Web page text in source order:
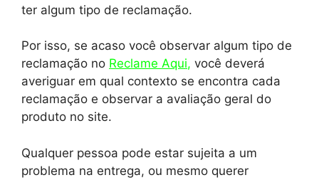
ter algum tipo de reclamação.
Por isso, se acaso você observar algum tipo de
reclamação no Reclame Aqui, você deverá
averiguar em qual contexto se encontra cada
reclamação e observar a avaliação geral do
produto no site.
Qualquer pessoa pode estar sujeita a um
problema na entrega, ou mesmo querer